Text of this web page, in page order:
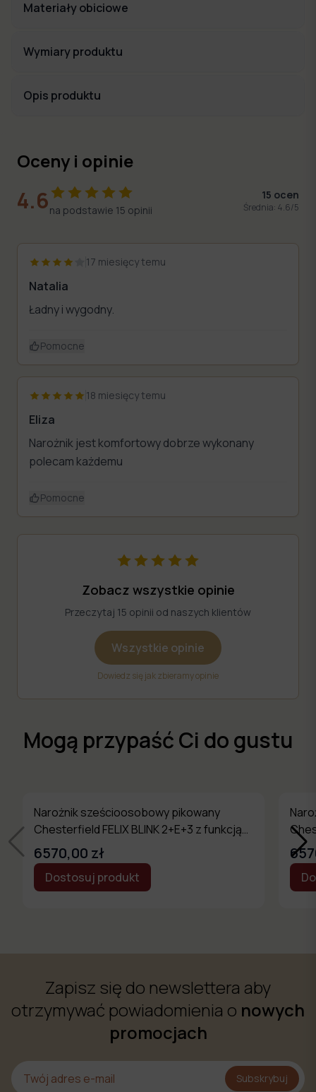
Materiały obiciowe
Wymiary produktu
Opis produktu
Oceny i opinie
4.6na podstawie 15 opinii
15 ocen
Średnia: 4.6/5
17 miesięcy temu
Natalia
Ładny i wygodny.
Pomocne
18 miesięcy temu
Eliza
Narożnik jest komfortowy dobrze wykonany
polecam każdemu
Pomocne
Zobacz wszystkie opinie
Przeczytaj 15 opinii od naszych klientów
Wszystkie opinie
Dowiedz się jak zbieramy opinie
Mogą przypaść Ci do gustu
Narożnik sześcioosobowy pikowany
Chesterfield FELIX BLINK 2+E+3 z funkcją
spania
6570,00 zł
Dostosuj produkt
Zapisz się do newslettera aby
otrzymywać powiadomienia o nowych
promocjach
Subskrybuj